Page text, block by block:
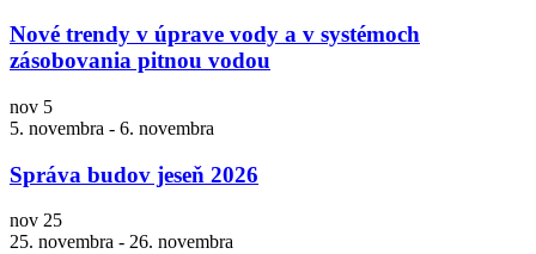
Nové trendy v úprave vody a v systémoch
zásobovania pitnou vodou
nov 5
5. novembra - 6. novembra
Správa budov jeseň 2026
nov 25
25. novembra - 26. novembra